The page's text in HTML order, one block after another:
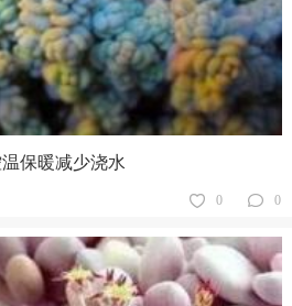
保暖减少浇水
0 0